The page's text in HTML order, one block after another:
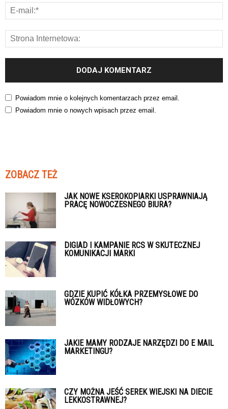
Powiadom mnie o kolejnych komentarzach przez email.
Powiadom mnie o nowych wpisach przez email.
ZOBACZ TEŻ
JAK NOWE KSEROKOPIARKI USPRAWNIAJĄ
PRACĘ NOWOCZESNEGO BIURA?
DIGIAD I KAMPANIE RCS W SKUTECZNEJ
KOMUNIKACJI MARKI
GDZIE KUPIĆ KÓŁKA PRZEMYSŁOWE DO
WÓZKÓW WIDŁOWYCH?
JAKIE MAMY RODZAJE NARZĘDZI DO E MAIL
MARKETINGU?
CZY MOŻNA JEŚĆ SEREK WIEJSKI NA DIECIE
LEKKOSTRAWNEJ?